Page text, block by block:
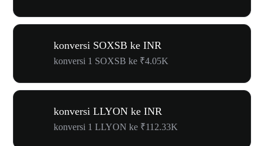
konversi SOXSB ke INR
konversi 1 SOXSB ke ₹4.05K
konversi LLYON ke INR
konversi 1 LLYON ke ₹112.33K